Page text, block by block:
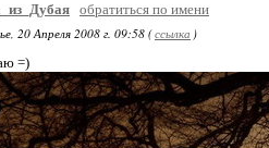
обратиться по имени
20 Апреля 2008 г. 09:58 (ссылка )
=)